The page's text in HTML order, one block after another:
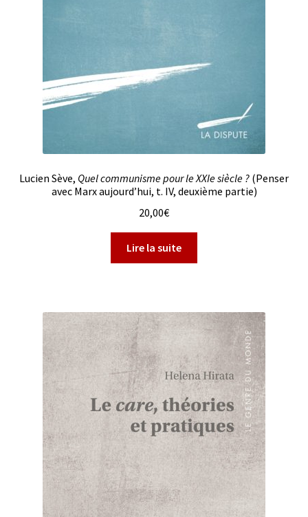
Lucien Sève, Quel communisme pour le XXIe siècle ? (Penser
avec Marx aujourd’hui, t. IV, deuxième partie)
20,00€
Lire la suite